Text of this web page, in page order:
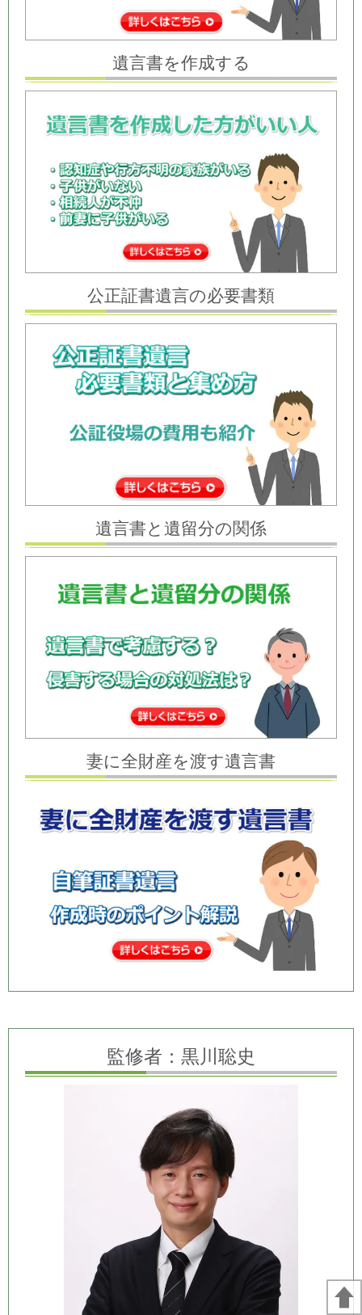
遺言書を作成する
公正証書遺言の必要書類
遺言書と遺留分の関係
妻に全財産を渡す遺言書
監修者：黒川聡史